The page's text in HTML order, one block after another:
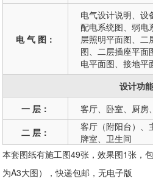
电 气 图：
电气设计说明、设
配电系统图、弱电
层照明平面图、二
图、二层插座平面
电平面图、接地平
设计功能
一 层：
客厅、卧室、厨房
二 层：
客厅（附阳台）、
牌室、卫生间
本套图纸有施工图49张，效果图1张，
为A3大图），快递包邮，无电子版